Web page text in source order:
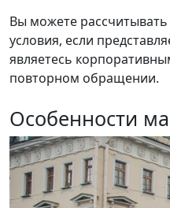
Вы можете
условия, если
являетесь
повторном обращении.
Особенности